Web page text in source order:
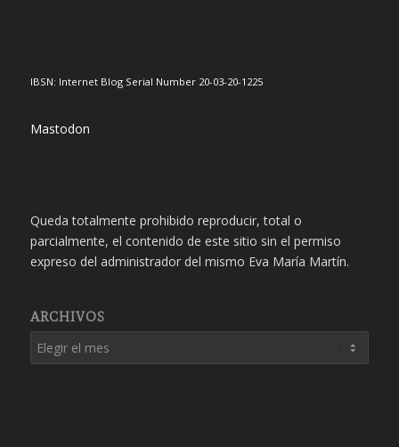
IBSN: Internet Blog Serial Number 20-03-20-1225
Mastodon
Queda totalmente prohibido reproducir, total o
parcialmente, el contenido de este sitio sin el permiso
expreso del administrador del mismo Eva María Martín.
ARCHIVOS